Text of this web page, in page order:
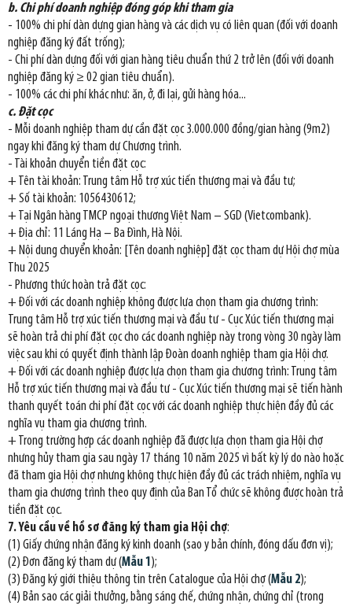
b. Chi phí doanh nghiệp đóng góp khi tham gia
- 100% chi phí dàn dựng gian hàng và các dịch vụ có liên quan (đối với doanh
nghiệp đăng ký đất trống);
- Chi phí dàn dựng đối với gian hàng tiêu chuẩn thứ 2 trở lên (đối với doanh
nghiệp đăng ký ≥ 02 gian tiêu chuẩn).
- 100% các chi phí khác như: ăn, ở, đi lại, gửi hàng hóa...
c. Đặt cọc
- Mỗi doanh nghiệp tham dự cần đặt cọc 3.000.000 đồng/gian hàng (9m2)
ngay khi đăng ký tham dự Chương trình.
- Tài khoản chuyển tiền đặt cọc:
+ Tên tài khoản: Trung tâm Hỗ trợ xúc tiến thương mại và đầu tư;
+ Số tài khoản: 1056430612;
+ Tại Ngân hàng TMCP ngoại thương Việt Nam – SGD (Vietcombank).
+ Địa chỉ: 11 Láng Hạ – Ba Đình, Hà Nội.
+ Nội dung chuyển khoản: [Tên doanh nghiệp] đặt cọc tham dự Hội chợ mùa
Thu 2025
- Phương thức hoàn trả đặt cọc:
+ Đối với các doanh nghiệp không được lựa chọn tham gia chương trình:
Trung tâm Hỗ trợ xúc tiến thương mại và đầu tư - Cục Xúc tiến thương mại
sẽ hoàn trả chi phí đặt cọc cho các doanh nghiệp này trong vòng 30 ngày làm
việc sau khi có quyết định thành lập Đoàn doanh nghiệp tham gia Hội chợ.
+ Đối với các doanh nghiệp được lựa chọn tham gia chương trình: Trung tâm
Hỗ trợ xúc tiến thương mại và đầu tư - Cục Xúc tiến thương mại sẽ tiến hành
thanh quyết toán chi phí đặt cọc với các doanh nghiệp thực hiện đầy đủ các
nghĩa vụ tham gia chương trình.
+ Trong trường hợp các doanh nghiệp đã được lựa chọn tham gia Hội chợ
nhưng hủy tham gia sau ngày 17 tháng 10 năm 2025 vì bất kỳ lý do nào hoặc
đã tham gia Hội chợ nhưng không thực hiện đầy đủ các trách nhiệm, nghĩa vụ
tham gia chương trình theo quy định của Ban Tổ chức sẽ không được hoàn trả
tiền đặt cọc.
7. Yêu cầu về hồ sơ đăng ký tham gia Hội chợ:
(1) Giấy chứng nhận đăng ký kinh doanh (sao y bản chính, đóng dấu đơn vị);
(2) Đơn đăng ký tham dự (Mẫu 1 );
(3) Đăng ký giới thiệu thông tin trên Catalogue của Hội chợ (Mẫu 2);
(4) Bản sao các giải thưởng, bằng sáng chế, chứng nhận, chứng chỉ (trong